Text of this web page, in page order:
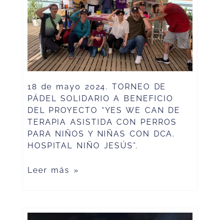
18 de mayo 2024. TORNEO DE
PÁDEL SOLIDARIO A BENEFICIO
DEL PROYECTO “YES WE CAN DE
TERAPIA ASISTIDA CON PERROS
PARA NIÑOS Y NIÑAS CON DCA.
HOSPITAL NIÑO JESÚS”.
Leer más »